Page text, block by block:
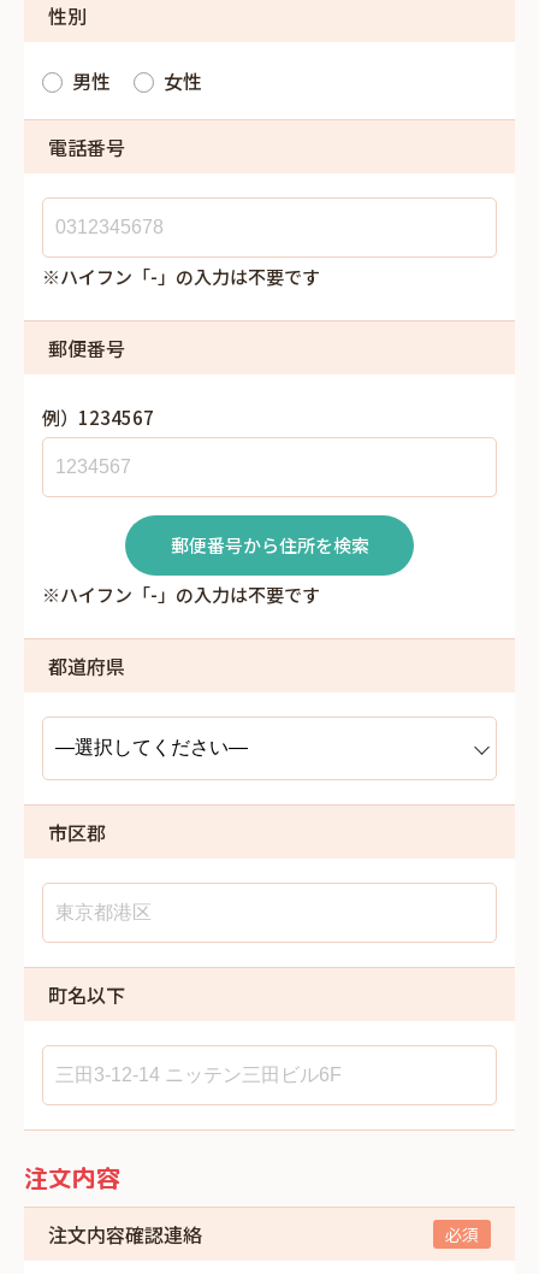
性別
男性 女性
電話番号
※ハイフン「-」の入力は不要です
郵便番号
例）1234567
郵便番号から住所を検索
※ハイフン「-」の入力は不要です
都道府県
市区郡
町名以下
注文内容
注文内容確認連絡